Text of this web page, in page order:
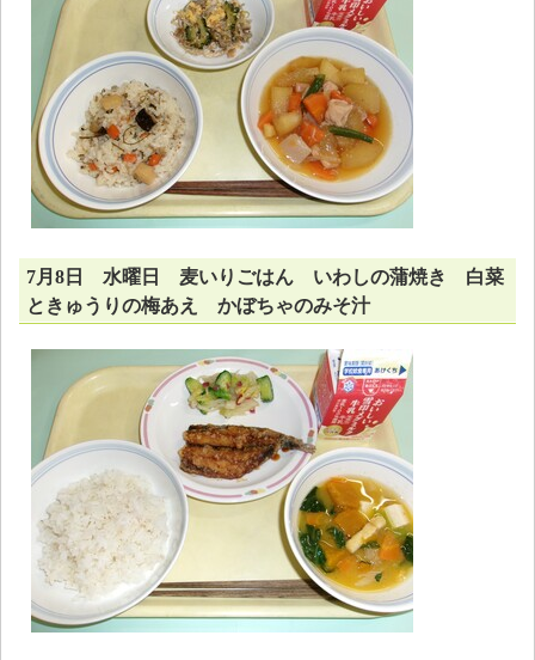
7月8日 水曜日 麦いりごはん いわしの蒲焼き 白菜
ときゅうりの梅あえ かぼちゃのみそ汁